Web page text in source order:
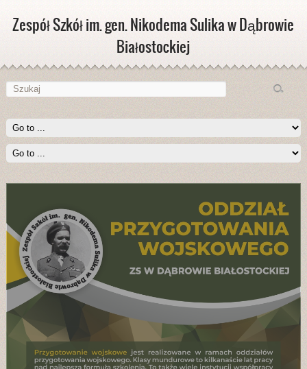
Zespół Szkół im. gen. Nikodema Sulika w Dąbrowie
Białostockiej